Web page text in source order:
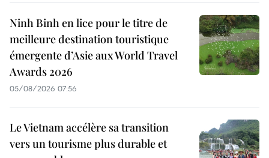
Ninh Binh en lice pour le titre de
meilleure destination touristique
émergente d’Asie aux World Travel
Awards 2026
05/08/2026 07:56
Le Vietnam accélère sa transition
vers un tourisme plus durable et